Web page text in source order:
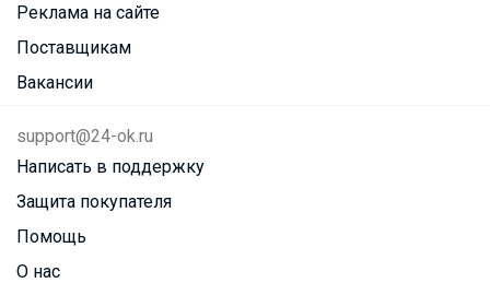
Реклама на сайте
Поставщикам
Вакансии
support@24-ok.ru
Написать в поддержку
Защита покупателя
Помощь
О нас